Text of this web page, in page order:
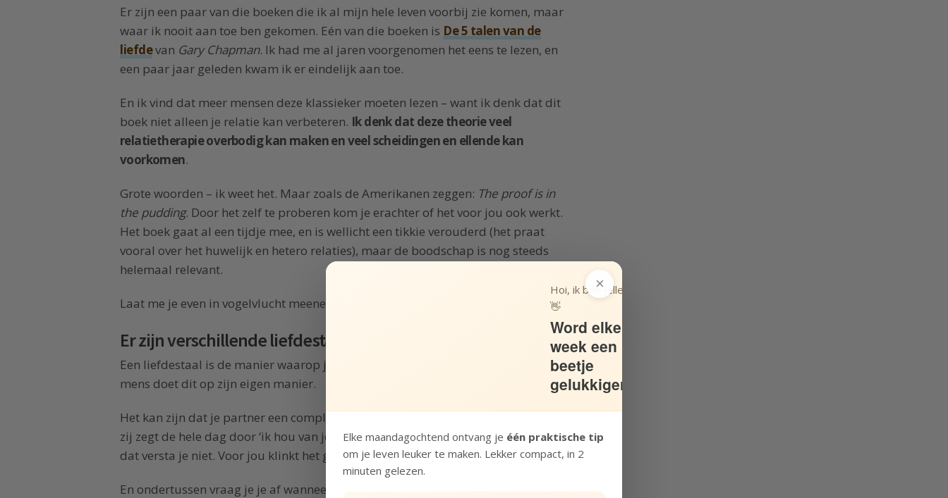
Er zijn een paar van die boeken die ik al mijn hele leven voorbij zie komen, maar
waar ik nooit aan toe ben gekomen. Eén van die boeken is De 5 talen van de
liefdevan Gary Chapman. Ik had me al jaren voorgenomen het eens te lezen, en
een paar jaar geleden kwam ik er eindelijk aan toe.
En ik vind dat meer mensen deze klassieker moeten lezen – want ik denk dat dit
boek niet alleen je relatie kan verbeteren. Ik denk dat deze theorie veel
relatietherapie overbodig kan maken en veel scheidingen en ellende kan
voorkomen.
Grote woorden – ik weet het. Maar zoals de Amerikanen zeggen: The proof is in
the pudding. Door het zelf te proberen kom je erachter of het voor jou ook werkt.
Het boek gaat al een tijdje mee, en is wellicht een tikkie verouderd (het praat
vooral over het huwelijk en hetero relaties), maar de boodschap is nog steeds
helemaal relevant.
Laat me je even in vogelvlucht meenemen door de ideeën in het boek.
Er zijn verschillende liefdestalen
Een liefdestaal is de manier waarop jij het liefst
. En ieder
mens doet dit op zijn eigen manier.
Het kan zijn dat je partner een compleet andere liefdestaal spreekt dan jij. Hij of
zij zegt de hele dag door ‘ik hou van je’ tegen je,maar doet dat in het Swahili. En
dat versta je niet. Voor jou klinkt het gewoon alsof je partner onzin uitkraamt.
En ondertussen vraag je je af wanneer de ander nu eens ‘ik hou van je’ tegen je
×
Hoi, ik ben Jelle!
👋
Word elke
week een
beetje
gelukkiger
Elke maandagochtend ontvang je één praktische tip
om je leven leuker te maken. Lekker compact, in 2
minuten gelezen.